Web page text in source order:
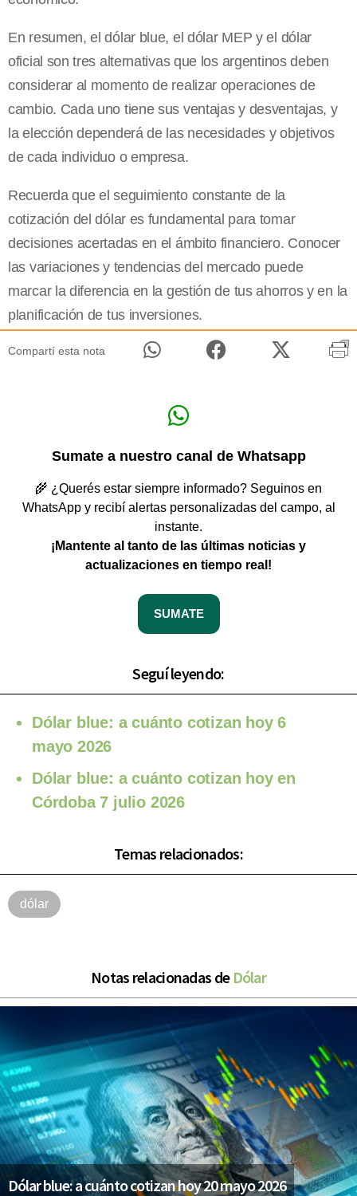
En resumen, el dólar blue, el dólar MEP y el dólar
oficial son tres alternativas que los argentinos deben
considerar al momento de realizar operaciones de
cambio. Cada uno tiene sus ventajas y desventajas, y
la elección dependerá de las necesidades y objetivos
de cada individuo o empresa.
Recuerda que el seguimiento constante de la
cotización del dólar es fundamental para tomar
decisiones acertadas en el ámbito financiero. Conocer
las variaciones y tendencias del mercado puede
marcar la diferencia en la gestión de tus ahorros y en la
planificación de tus inversiones.
Compartí esta nota
Sumate a nuestro canal de Whatsapp
🌾 ¿Querés estar siempre informado? Seguinos en
WhatsApp y recibí alertas personalizadas del campo, al
instante.
¡Mantente al tanto de las últimas noticias y
actualizaciones en tiempo real!
SUMATE
Seguí leyendo:
Dólar blue: a cuánto cotizan hoy 6
mayo 2026
Dólar blue: a cuánto cotizan hoy en
Córdoba 7 julio 2026
Temas relacionados:
dólar
Notas relacionadas de Dólar
Dólar blue: a cuánto cotizan hoy 20 mayo 2026